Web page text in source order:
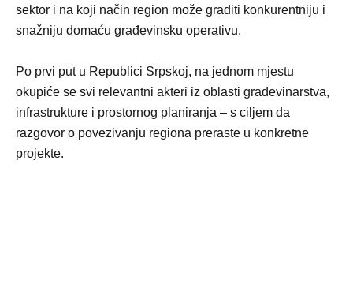
sektor i na koji način region može graditi konkurentniju i
snažniju domaću građevinsku operativu.
Po prvi put u Republici Srpskoj, na jednom mjestu
okupiće se svi relevantni akteri iz oblasti građevinarstva,
infrastrukture i prostornog planiranja – s ciljem da
razgovor o povezivanju regiona preraste u konkretne
projekte.